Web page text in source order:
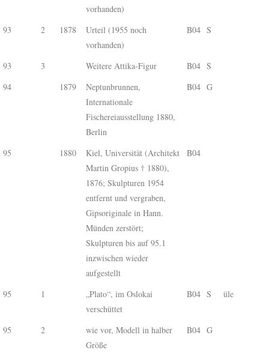
vorhanden)
93 2 1878
Urteil (1955 noch
vorhanden)
B04 S
93 3 Weitere Attika-Figur B04 S
94
1879
Neptunbrunnen,
Internationale
Fischereiausstellung 1880,
Berlin
B04 G
95 1880
Kiel, Universität (Architekt
Martin Gropius † 1880),
1876; Skulpturen 1954
entfernt und vergraben,
Gipsoriginale in Hann.
Münden zerstört;
Skulpturen bis auf 95.1
inzwischen wieder
aufgestellt
B04
95 1
„Plato“, im Oslokai
verschüttet
B04 S üle
95 2
wie vor, Modell in halber
Größe
B04 G